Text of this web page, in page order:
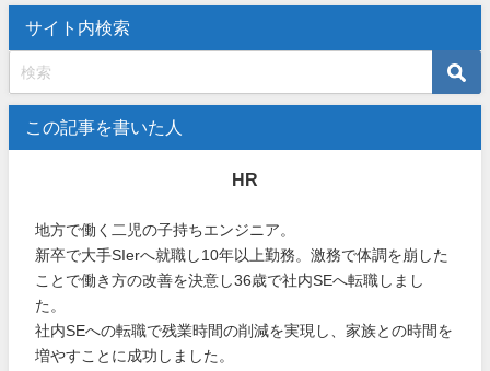
サイト内検索
この記事を書いた人
HR
地方で働く二児の子持ちエンジニア。
新卒で大手SIerへ就職し10年以上勤務。激務で体調を崩した
ことで働き方の改善を決意し36歳で社内SEへ転職しまし
た。
社内SEへの転職で残業時間の削減を実現し、家族との時間を
増やすことに成功しました。